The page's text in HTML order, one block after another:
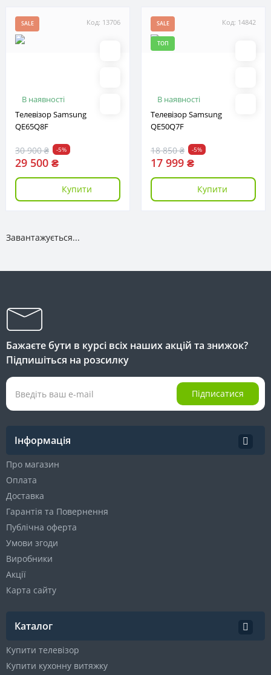
Код: 13706
SALE
В наявності
Телевізор Samsung
QE65Q8F
30 900 ₴ -5%
29 500 ₴
Купити
Код: 14842
SALE
ТОП
В наявності
Телевізор Samsung
QE50Q7F
18 850 ₴ -5%
17 999 ₴
Купити
Завантажується...
Бажаєте бути в курсі всіх наших акцій та знижок?
Підпишіться на розсилку
Підписатися
Інформація
Про магазин
Оплата
Доставка
Гарантія та Повернення
Публічна оферта
Умови згоди
Виробники
Акції
Карта сайту
Каталог
Купити телевізор
Купити кухонну витяжку